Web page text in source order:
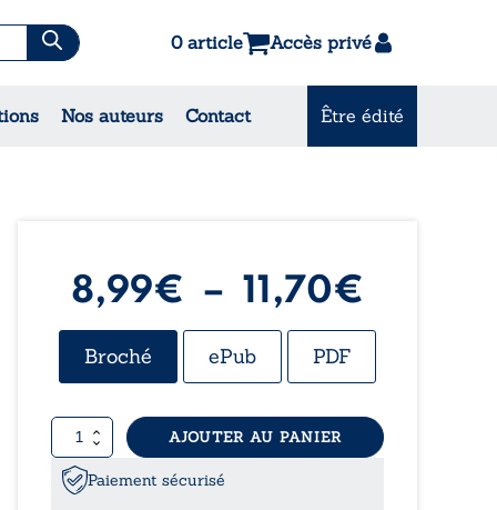
0 article Accès privé
Nos auteurs Contact Être édité
& Contes
8,99€ – 11,70€
de
8,99€
Broché ePub PDF
quantité
de
Le
père
AJOUTER AU PANIER
Paiement sécurisé